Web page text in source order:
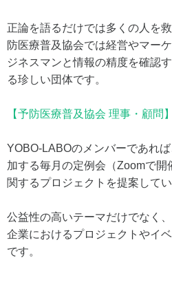
正論を語るだけでは多くの人を
防医療普及協会では経営やマー
ジネスマンと情報の精度を確認
る珍しい団体です。
【予防医療普及協会 理事・顧問】
YOBO-LABOのメンバーであれ
加する毎月の定例会（Zoomで開
関するプロジェクトを提案して
公益性の高いテーマだけでなく
企業におけるプロジェクトやイ
です。